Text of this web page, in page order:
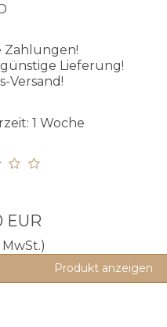
Zahlungen!
Lieferung!
Versand!
1 Woche
EUR
Produkt anzeigen